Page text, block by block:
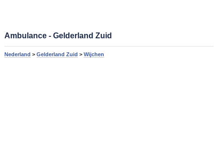
Ambulance - Gelderland Zuid
Nederland > Gelderland Zuid > Wijchen